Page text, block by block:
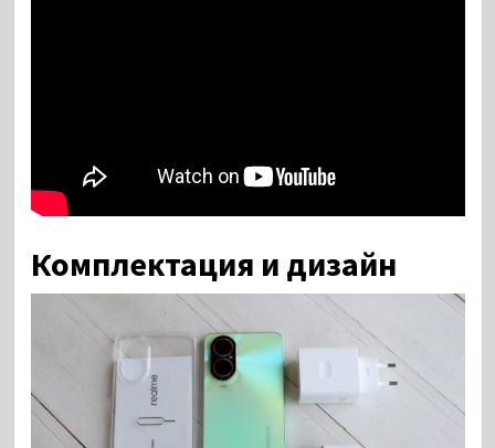
Комплектация и дизайн